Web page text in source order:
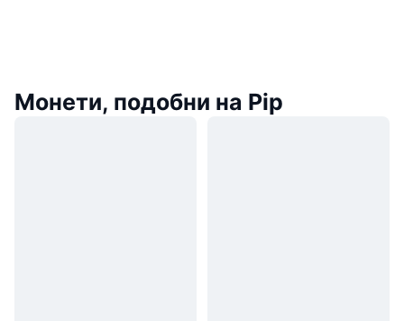
Монети, подобни на Pip